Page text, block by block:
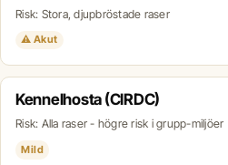
Risk: Stora, djupbröstade raser
⚠ Akut
Kennelhosta (CIRDC)
Risk: Alla raser - högre risk i grupp-
Mild